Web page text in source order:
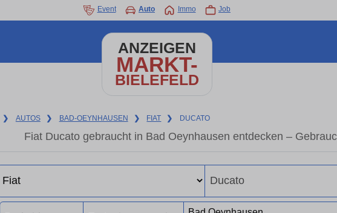
Event Auto Immo Job
ANZEIGEN
MARKT-
BIELEFELD
❯ AUTOS ❯ BAD-OEYNHAUSEN ❯ FIAT ❯ DUCATO
Fiat Ducato gebraucht in Bad Oeynhausen entdecken –